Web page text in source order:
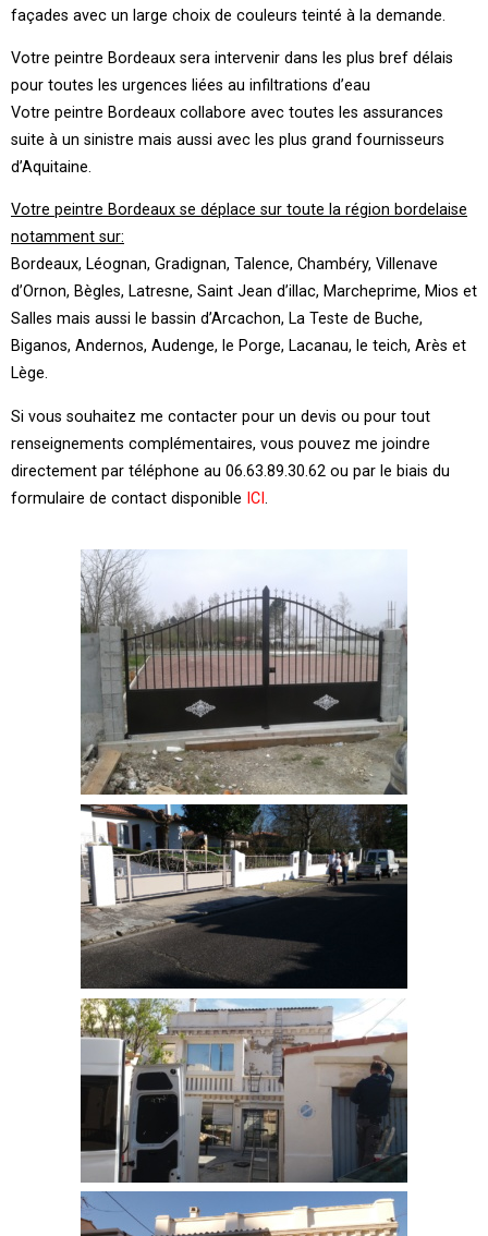
façades avec un large choix de couleurs teinté à la demande.
Votre peintre Bordeaux sera intervenir dans les plus bref délais
pour toutes les urgences liées au infiltrations d’eau
Votre peintre Bordeaux collabore avec toutes les assurances
suite à un sinistre mais aussi avec les plus grand fournisseurs
d’Aquitaine.
Votre peintre Bordeaux se déplace sur toute la région bordelaise
notamment sur:
Bordeaux, Léognan, Gradignan, Talence, Chambéry, Villenave
d’Ornon, Bègles, Latresne, Saint Jean d’illac, Marcheprime, Mios et
Salles mais aussi le bassin d’Arcachon, La Teste de Buche,
Biganos, Andernos, Audenge, le Porge, Lacanau, le teich, Arès et
Lège.
Si vous souhaitez me contacter pour un devis ou pour tout
renseignements complémentaires, vous pouvez me joindre
directement par téléphone au 06.63.89.30.62 ou par le biais du
formulaire de contact disponible ICI .